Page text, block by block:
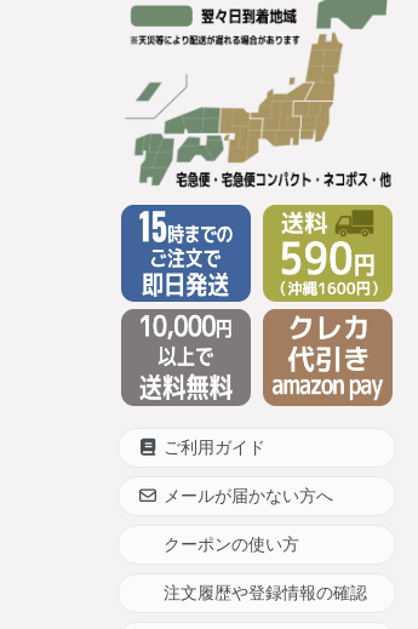
ご利用ガイド
メールが届かない方へ
クーポンの使い方
注文履歴や登録情報の確認